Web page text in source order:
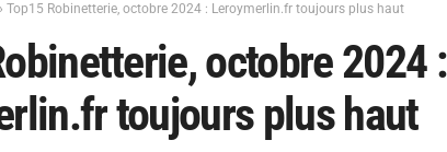
Top15 Robinetterie, octobre 2024 : Leroymerlin.fr toujours plus haut
octobre 2024 :
toujours plus haut